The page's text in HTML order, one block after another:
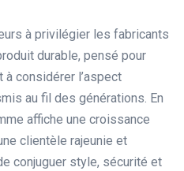
à privilégier les fabricants
durable, pensé pour
considérer l’aspect
au fil des générations. En
affiche une croissance
clientèle rajeunie et
conjuguer style, sécurité et